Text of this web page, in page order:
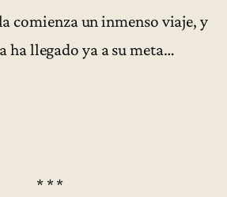
comienza un inmenso viaje, y
ha llegado ya a su meta…
* * *